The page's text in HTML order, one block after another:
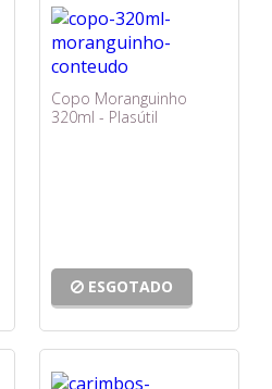
Copo Moranguinho
320ml - Plasútil
ESGOTADO